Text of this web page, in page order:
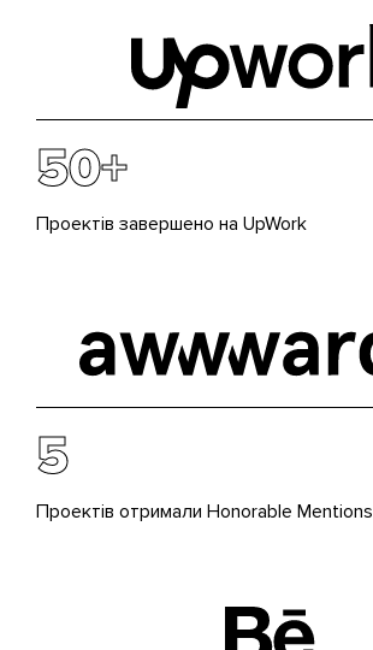
50+
Проектів завершено на UpWork
5
Проектів отримали Honorable Mentions